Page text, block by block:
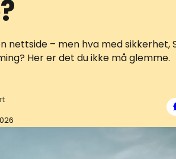
nettside – men hva med sikkerhet,
Her er det du ikke må glemme.